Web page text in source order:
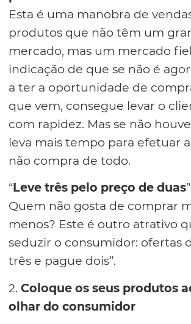
Esta é uma manobra de
produtos que não têm um
mercado, mas um mercado
indicação de que se não é
a ter a oportunidade de
que vem, consegue levar o
com rapidez. Mas se não
leva mais tempo para efetuar
não compra de todo.
“Leve três pelo preço de duas”
Quem não gosta de comprar
menos? Este é outro atrativo
seduzir o consumidor: ofertas
três e pague dois”.
2. Coloque os seus produtos
olhar do consumidor